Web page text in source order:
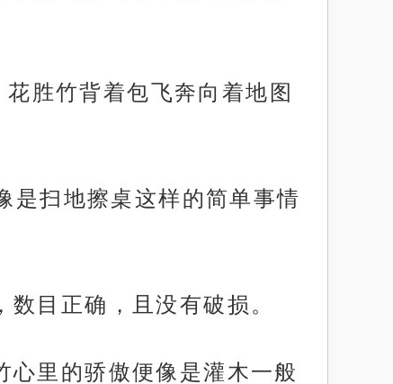
胜竹背着包飞奔向着地图
是扫地擦桌这样的简单事情
目正确，且没有破损。
心里的骄傲便像是灌木一般